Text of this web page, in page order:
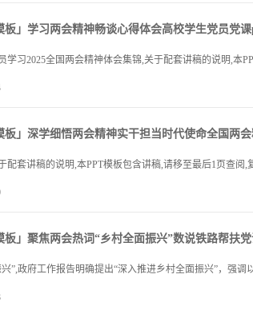
板」学习两会精神畅谈心得体会高校学生党员党
」深学细悟两会精神实干担当时代使命全国两
」聚焦两会热词“乡村全面振兴”数说铁路帮扶